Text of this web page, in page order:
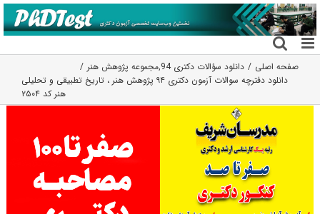
رفتن
به
محتوا
صفحه اصلی دانلود سؤالات دکتری 94 ,مجموعه پژوهش هنر
دانلود دفترچه سوالات آزمون دکتری ۹۴ پژوهش هنر ، تاریخ تطبیقی و تحلیلی
هنر کد ۲۵۰۴